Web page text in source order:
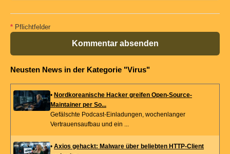
* Pflichtfelder
Kommentar absenden
Neusten News in der Kategorie "Virus"
• Nordkoreanische Hacker greifen Open-Source-
Maintainer per So...
Gefälschte Podcast-Einladungen, wochenlanger
Vertrauensaufbau und ein ...
• Axios gehackt: Malware über beliebten HTTP-Client